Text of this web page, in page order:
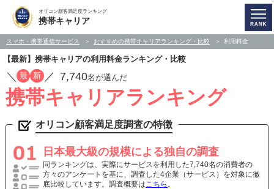
オリコン顧客満足度ランキング
携帯キャリア
スマホ・携帯通信サービス おすすめの携帯キャリアランキング・比較 利用料金
【最新】携帯キャリアの利用料金ランキング・比較
／ 最 新 ／ 7,740名が選んだ
携帯キャリアランキング
オリコン顧客満足度調査の特徴
日本最大級の規模による独自の調査
同ランキングは、実際にサービスを利用した7,740名の消費者の
方々のアンケートを基に、調査した4企業（サービス）を対象に徹
底比較しています。調査概要はこちら 。